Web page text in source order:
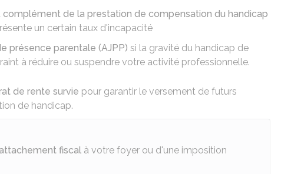
complément de la prestation de compensation du handicap
un certain taux d'incapacité
présence parentale (AJPP) si la gravité du handicap de
à réduire ou suspendre votre activité professionnelle.
de rente survie pour garantir le versement de futurs
de handicap.
fiscal à votre foyer ou d'une imposition